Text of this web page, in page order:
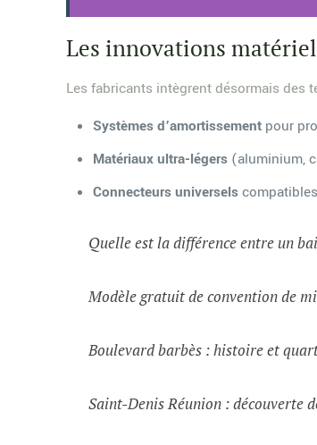
Les innovations
Les fabricants intègrent désormais des
Systèmes d’amortissement pour
Matériaux ultra-légers (aluminium,
Connecteurs universels
Quelle est la différence entre un
Modèle gratuit de convention de
Boulevard barbès : histoire et
Saint-Denis Réunion : découverte